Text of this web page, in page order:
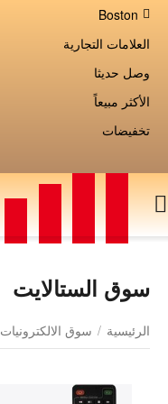
Boston
العلامات التجارية
وصل حديثا
الأكثر مبيعاً
تخفيضات
سوق الستالايت
الرئيسية / سوق الالكترونيات